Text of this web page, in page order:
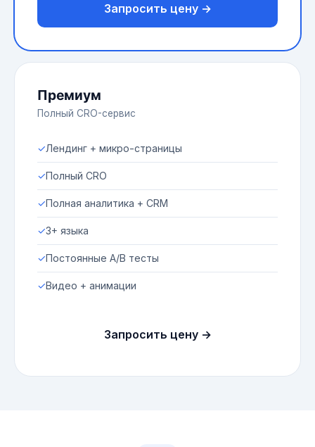
Запросить цену →
Премиум
Полный CRO-сервис
✓Лендинг + микро-страницы
✓Полный CRO
✓Полная аналитика + CRM
✓3+ языка
✓Постоянные A/B тесты
✓Видео + анимации
Запросить цену →